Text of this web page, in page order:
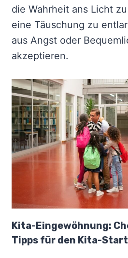
die Wahrheit ans Licht
eine Täuschung zu
aus Angst oder
akzeptieren.
Kita-Eingewöhnung:
Tipps für den Kita-Start